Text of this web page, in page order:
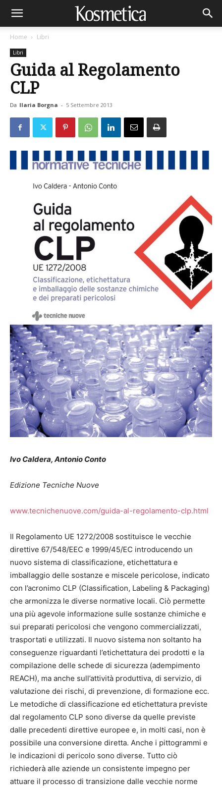
Home Libri
Libri
Guida al Regolamento
CLP
Da Ilaria Borgna - 5 Settembre 2013
Ivo Caldera, Antonio Conto
Edizione Tecniche Nuove
www.tecnichenuove.com/guida-al-regolamento-clp.html
Il Regolamento UE 1272/2008 sostituisce le vecchie
direttive 67/548/EEC e 1999/45/EC introducendo un
nuovo sistema di classificazione, etichettatura e
imballaggio delle sostanze e miscele pericolose, indicato
con l’acronimo CLP (Classification, Labeling & Packaging)
che armonizza le diverse normative locali. Ciò permette
una più agevole informazione sulle sostanze chimiche e
sui preparati pericolosi che vengono commercializzati,
trasportati e utilizzati. Il nuovo sistema non soltanto ha
conseguenze riguardanti l’etichettatura dei prodotti e la
compilazione delle schede di sicurezza (adempimento
REACH), ma anche sull’attività produttiva, di servizio, di
valutazione dei rischi, di prevenzione, di formazione ecc.
Le metodiche di classificazione ed etichettatura previste
dal regolamento CLP sono diverse da quelle previste
dalle precedenti direttive europee e, in molti casi, non è
possibile una conversione diretta. Anche i pittogrammi e
le indicazioni di pericolo sono diverse. Tutto ciò
richiederà alle aziende un consistente impegno per
attuare il processo di transizione dalle vecchie norme